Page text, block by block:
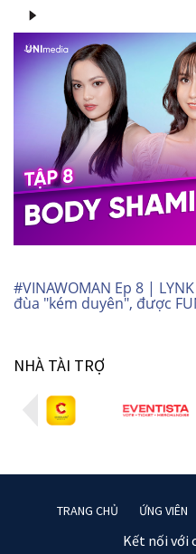
#VINAWOMAN Ep 8 |
đùa "kém duyên", được
NHÀ TÀI TRỢ
TRANG CHỦ ỨNG VIÊN
Kết nối với